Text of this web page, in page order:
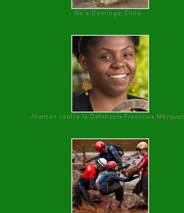
No a Dominga, Chile
Atentan contra la Defensora Francisca Márquez